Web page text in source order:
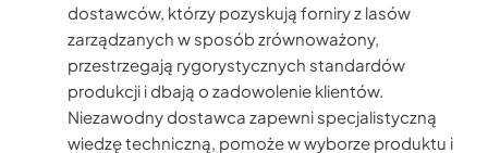
dostawców, którzy pozyskują forniry z lasów
zarządzanych w sposób zrównoważony,
przestrzegają rygorystycznych standardów
produkcji i dbają o zadowolenie klientów.
Niezawodny dostawca zapewni specjalistyczną
wiedzę techniczną, pomoże w wyborze produktu i